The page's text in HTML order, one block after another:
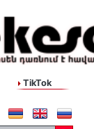
TikTok